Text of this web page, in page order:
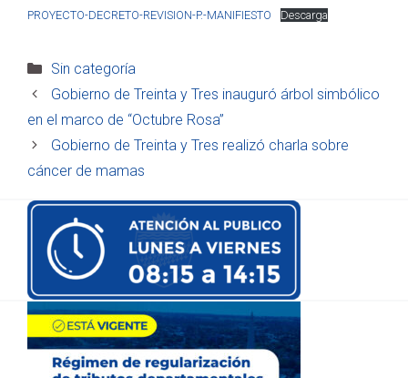
PROYECTO-DECRETO-REVISION-P.-MANIFIESTO
Descarga
Categorías
Sin categoría
Gobierno de Treinta y Tres inauguró árbol simbólico
en el marco de “Octubre Rosa”
Gobierno de Treinta y Tres realizó charla sobre
cáncer de mamas